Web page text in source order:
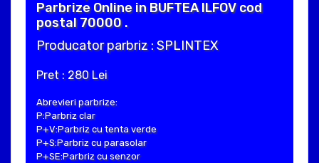
Parbrize Online in BUFTEA ILFOV cod
postal 70000 .
Producator parbriz : SPLINTEX
Pret : 280 Lei
Abrevieri parbrize:
P:Parbriz clar
P+V:Parbriz cu tenta verde
P+S:Parbriz cu parasolar
P+SE:Parbriz cu senzor